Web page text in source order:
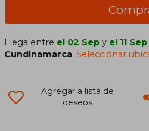
Llega entre el 02 Sep y el 11 Sep
Cundinamarca.Seleccionar
Agregar a lista de
deseos